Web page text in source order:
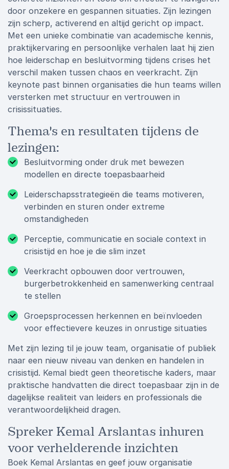
door onzekere en gespannen situaties. Zijn lezingen
zijn scherp, activerend en altijd gericht op impact.
Met een unieke combinatie van academische kennis,
praktijkervaring en persoonlijke verhalen laat hij zien
hoe leiderschap en besluitvorming tijdens crises het
verschil maken tussen chaos en veerkracht. Zijn
keynote past binnen organisaties die hun teams willen
versterken met structuur en vertrouwen in
crisissituaties.
Thema's en resultaten tijdens de
lezingen:
Besluitvorming onder druk met bewezen
modellen en directe toepasbaarheid
Leiderschapsstrategieën die teams motiveren,
verbinden en sturen onder extreme
omstandigheden
Perceptie, communicatie en sociale context in
crisistijd en hoe je die slim inzet
Veerkracht opbouwen door vertrouwen,
burgerbetrokkenheid en samenwerking centraal
te stellen
Groepsprocessen herkennen en beïnvloeden
voor effectievere keuzes in onrustige situaties
Met zijn lezing til je jouw team, organisatie of publiek
naar een nieuw niveau van denken en handelen in
crisistijd. Kemal biedt geen theoretische kaders, maar
praktische handvatten die direct toepasbaar zijn in de
dagelijkse realiteit van leiders en professionals die
verantwoordelijkheid dragen.
Spreker Kemal Arslantas inhuren
voor verhelderende inzichten
Boek Kemal Arslantas en geef jouw organisatie